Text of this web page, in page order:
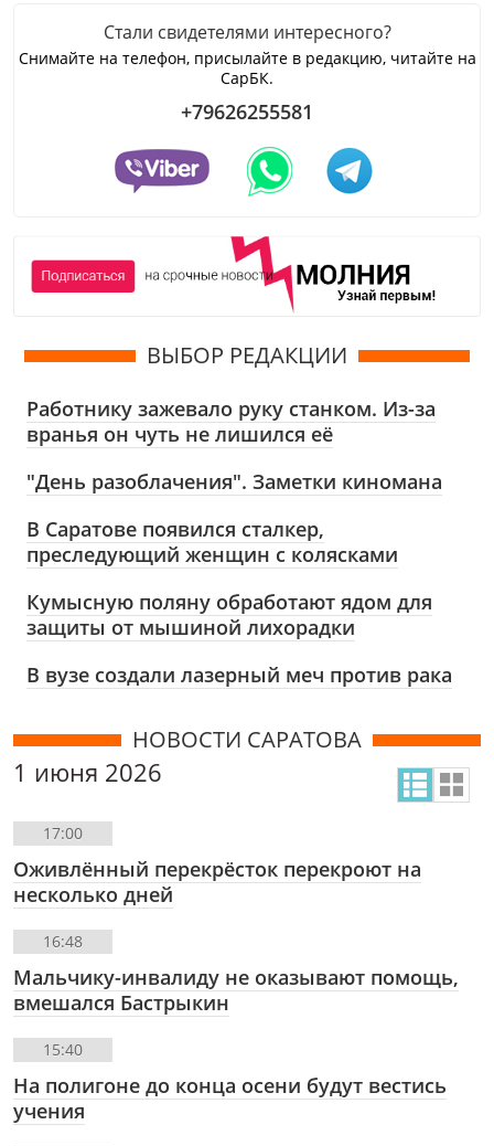
Стали свидетелями интересного?
Снимайте на телефон, присылайте в редакцию, читайте на
СарБК.
+79626255581
ВЫБОР РЕДАКЦИИ
Работнику зажевало руку станком. Из-за
вранья он чуть не лишился её
"День разоблачения". Заметки киномана
В Саратове появился сталкер,
преследующий женщин с колясками
Кумысную поляну обработают ядом для
защиты от мышиной лихорадки
В вузе создали лазерный меч против рака
НОВОСТИ САРАТОВА
1 июня 2026
17:00
Оживлённый перекрёсток перекроют на
несколько дней
16:48
Мальчику-инвалиду не оказывают помощь,
вмешался Бастрыкин
15:40
На полигоне до конца осени будут вестись
учения